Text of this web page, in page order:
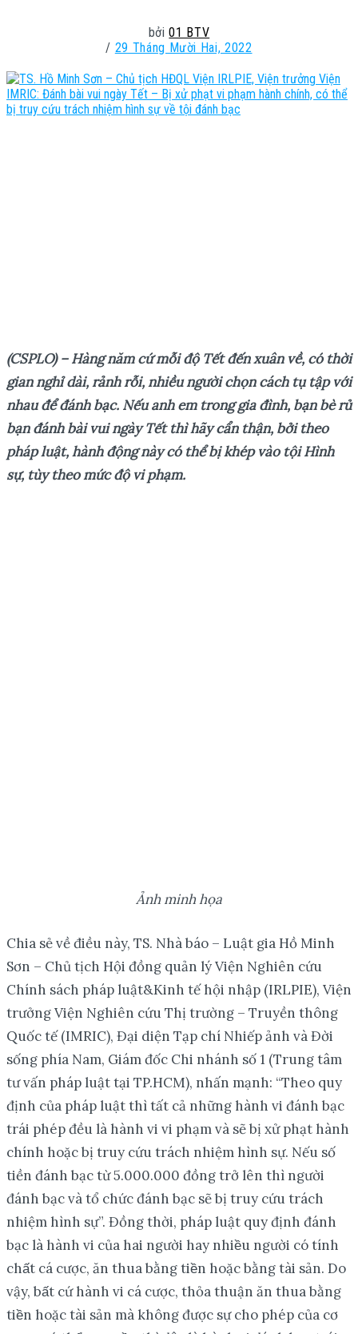
bởi 01 BTV
29 Tháng Mười Hai, 2022
(CSPLO) – Hàngnăm cứ mỗi độTếtđến xuân về, có thời
gian nghỉ dài, rảnh rỗi, nhiều người chọn cách tụ tập với
nhau để đánh bạc. Nếu anh em trong gia đình, bạn bè rủ
bạn đánh bài vui ngày Tết thì hãy cẩn thận, bởi theo
pháp luật, hành động này có thể bị khép vào tội Hình
sự, tùy theo mức độ vi phạm.
Ảnh minh họa
Chia sẻ về điều này, TS. Nhà báo – Luật gia Hồ Minh
Sơn – Chủ tịch Hội đồng quản lý Viện Nghiên cứu
Chính sách pháp luật&Kinh tế hội nhập (IRLPIE), Viện
trưởng Viện Nghiên cứu Thị trường – Truyền thông
Quốc tế (IMRIC), Đại diện Tạp chí Nhiếp ảnh và Đời
sống phía Nam, Giám đốc Chi nhánh số 1 (Trung tâm
tư vấn pháp luật tại TP.HCM), nhấn mạnh: “Theo quy
định của pháp luật thì tất cả những hành vi đánh bạc
trái phép đều là hành vi vi phạm và sẽ bị xử phạt hành
chính hoặc bị truy cứu trách nhiệm hình sự. Nếu số
tiền đánh bạc từ 5.000.000 đồng trở lên thì người
đánh bạc và tổ chức đánh bạc sẽ bị truy cứu trách
nhiệm hình sự”. Đồng thời, pháp luật quy định đánh
bạc là hành vi của hai người hay nhiều người có tính
chất cá cược, ăn thua bằng tiền hoặc bằng tài sản. Do
vậy, bất cứ hành vi cá cược, thỏa thuận ăn thua bằng
tiền hoặc tài sản mà không được sự cho phép của cơ